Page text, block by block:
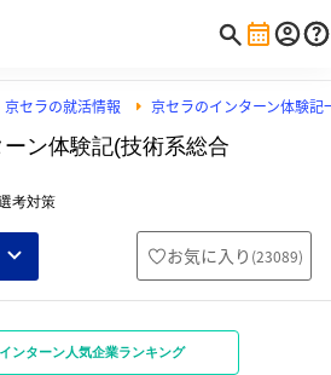
京セラの就活情報 京セラのインターン体験記
ン体験記(技術系総合
考対策
お気に入り (23089)
ンターン人気企業ランキング